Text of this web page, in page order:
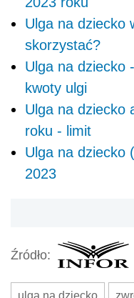
Ulga na dziecko
skorzystać?
Ulga na dziecko
kwoty ulgi
Ulga na dziecko
roku - limit
Ulga na dziecko
2023
Źródło: